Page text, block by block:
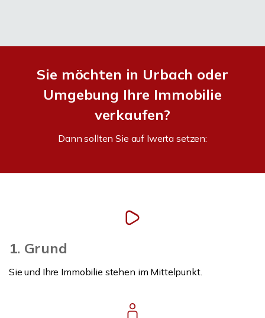
Sie möchten in Urbach oder
Umgebung Ihre Immobilie
verkaufen?
Dann sollten Sie auf Iwerta setzen:
1. Grund
Sie und Ihre Immobilie stehen im Mittelpunkt.